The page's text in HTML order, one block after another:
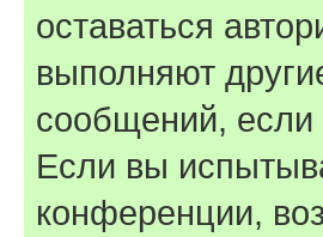
оставаться
выполняют
сообщений, если
Если вы
конференции,